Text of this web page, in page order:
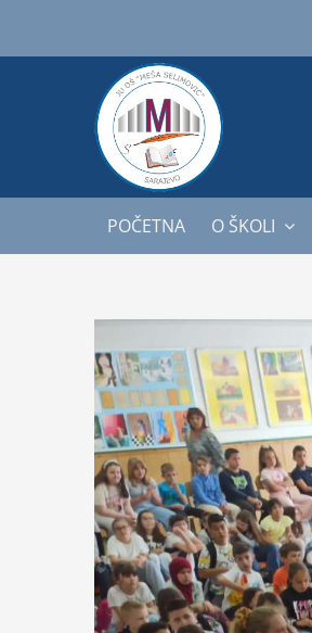
POČETNA O ŠKOLI
Larger
Image